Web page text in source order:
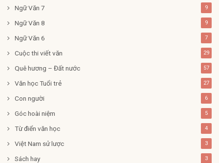
Ngữ Văn 7 9
Ngữ Văn 8 9
Ngữ Văn 6 7
Cuộc thi viết văn 29
Quê hương – Đất nước 57
Văn học Tuổi trẻ 27
Con người 6
Góc hoài niệm 5
Từ điển văn học 4
Việt Nam sử lược 3
Sách hay 3